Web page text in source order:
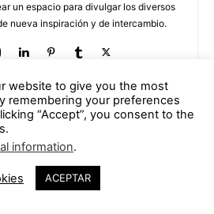
un espacio para divulgar los diversos
nueva inspiración y de intercambio.
Seny | David Hernández
– Murillo Arquitectos
5 agosto, 2026
website to give you the most
remembering your preferences
“Accept”, you consent to the
information.
ACEPTAR